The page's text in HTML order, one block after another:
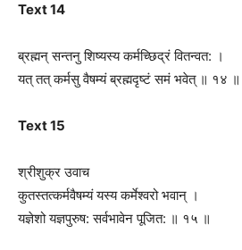
Text 14
ब्रह्मन् सन्तनु शिष्यस्य कर्मच्छिद्रं वितन्वत: ।
यत् तत् कर्मसु वैषम्यं ब्रह्मद‍ृष्टं समं भवेत् ॥ १४ ॥
Text 15
श्रीशुक्र उवाच
कुतस्तत्कर्मवैषम्यं यस्य कर्मेश्वरो भवान् ।
यज्ञेशो यज्ञपुरुष: सर्वभावेन पूजित: ॥ १५ ॥